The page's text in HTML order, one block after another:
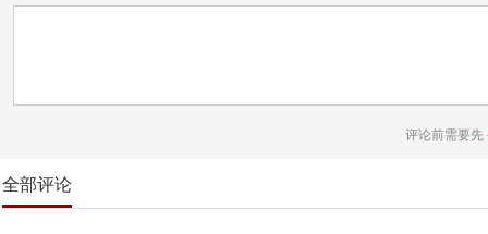
评论前需要先
全部评论